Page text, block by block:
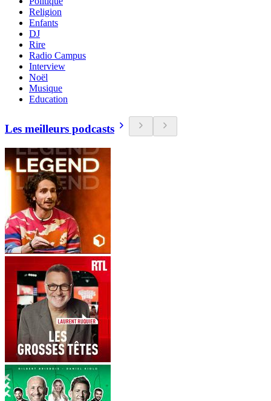
Religion
Enfants
DJ
Rire
Radio Campus
Interview
Noël
Musique
Education
Les meilleurs podcasts